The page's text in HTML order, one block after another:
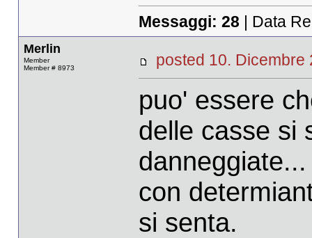
Messaggi: 28 | Data
Merlin
Member
Member # 8973
posted 10.
puo' essere
delle casse si
con
si senta.